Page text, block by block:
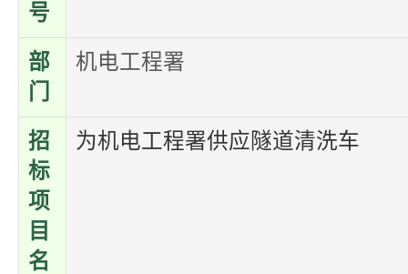
号
部
门
机电工程署
招
标
项
目
名
为机电工程署供应隧道清洗车